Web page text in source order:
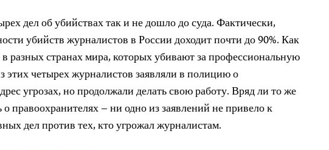
дел об убийствах так и не дошло до суда. Фактически,
убийств журналистов в России доходит почти до 90%. Как
разных странах мира, которых убивают за профессиональную
этих четырех журналистов заявляли в полицию о
угрозах, но продолжали делать свою работу. Вряд ли то же
правоохранителях – ни одно из заявлений не привело к
дел против тех, кто угрожал журналистам.